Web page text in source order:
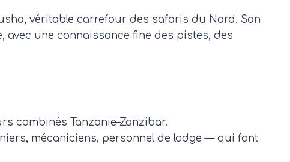
véritable carrefour des safaris du Nord. Son
avec une connaissance fine des pistes, des
combinés Tanzanie–Zanzibar.
mécaniciens, personnel de lodge — qui font